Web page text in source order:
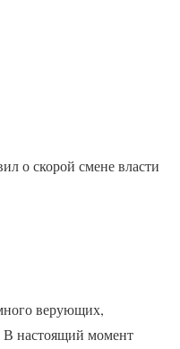
о скорой смене власти
верующих,
настоящий момент